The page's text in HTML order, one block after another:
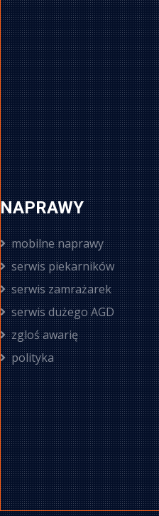
NAPRAWY
mobilne naprawy
serwis piekarników
serwis zamrażarek
serwis dużego AGD
zgloś awarię
polityka